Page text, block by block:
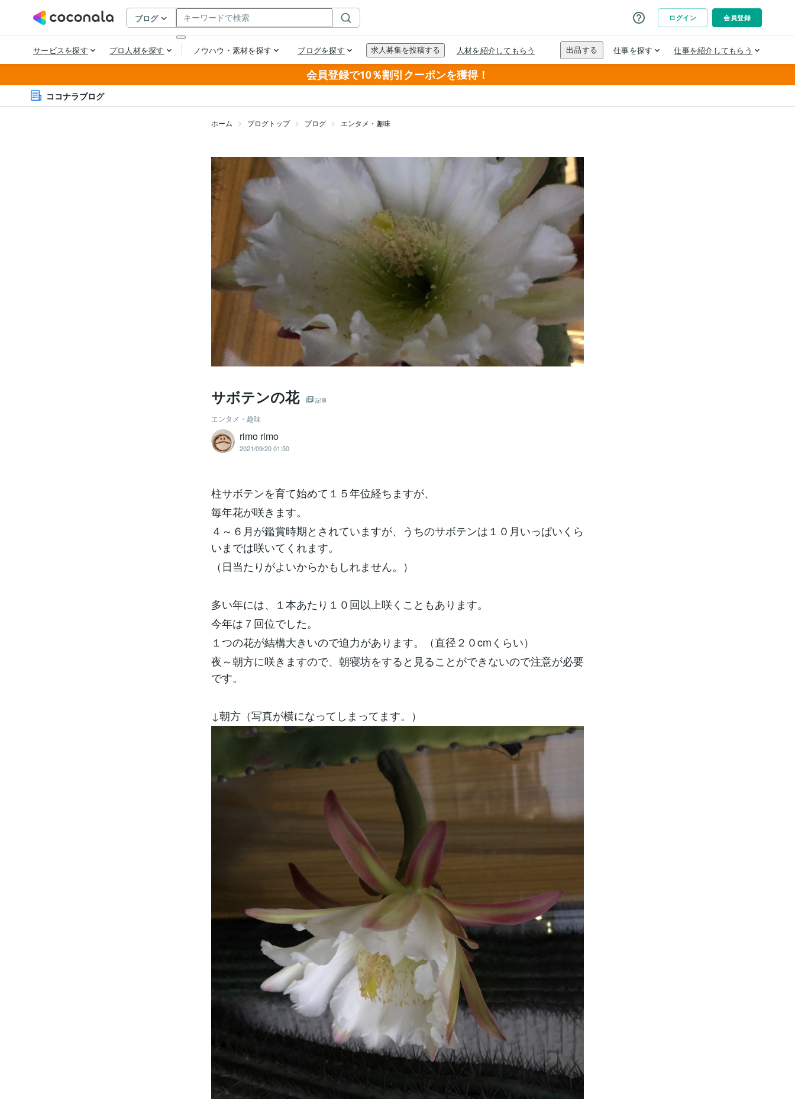
会員登録で10％割引クーポンを獲得！
ココナラブログ
ホーム ブログトップ ブログ エンタメ・趣味
サボテンの花 記事
エンタメ・趣味
rimo rimo
2021/09/20 01:50
柱サボテンを育て始めて１５年位経ちますが、
毎年花が咲きます。
４～６月が鑑賞時期とされていますが、うちのサボテンは１０月いっぱいくら
いまでは咲いてくれます。
（日当たりがよいからかもしれません。）
多い年には、１本あたり１０回以上咲くこともあります。
今年は７回位でした。
１つの花が結構大きいので迫力があります。（直径２０cmくらい）
夜～朝方に咲きますので、朝寝坊をすると見ることができないので注意が必要
です。
↓朝方（写真が横になってしまってます。）